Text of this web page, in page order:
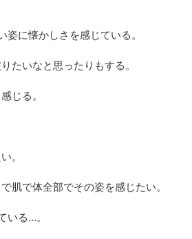
に懐かしさを感じている。
たいなと思ったりもする。
じる。
。
肌で体全部でその姿を感じたい。
いる…。